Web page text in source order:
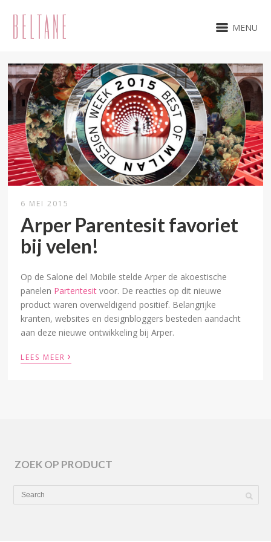
MENU
6 MEI 2015
Arper Parentesit favoriet
bij velen!
Op de Salone del Mobile stelde Arper de akoestische
panelen Partentesit voor. De reacties op dit nieuwe
product waren overweldigend positief. Belangrijke
kranten, websites en designbloggers besteden aandacht
aan deze nieuwe ontwikkeling bij Arper.
LEES MEER ›
ZOEK OP PRODUCT